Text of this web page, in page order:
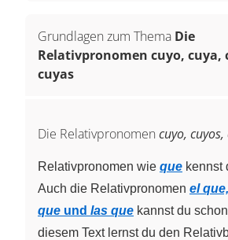
Grundlagen zum Thema Die
Relativpronomen cuyo, cuya,
cuyas
Die Relativpronomen cuyo, cuyos,
Relativpronomen wie que kennst
Auch die Relativpronomen el
que und las que kannst du
diesem Text lernst du den